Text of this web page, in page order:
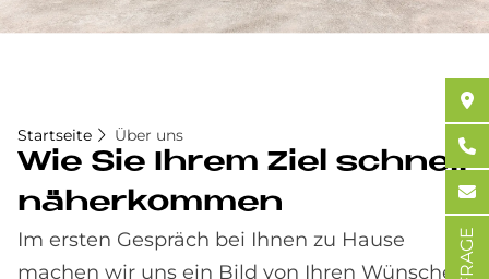
Startseite Über uns
Wie Sie Ih­rem Ziel schnell
nä­her­kom­men
Im ersten Gespräch bei Ihnen zu Hause
machen wir uns ein Bild von Ihren Wünschen